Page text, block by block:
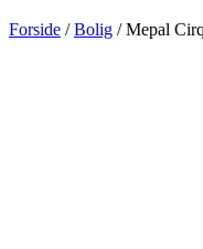
Forside /Bolig / Mepal